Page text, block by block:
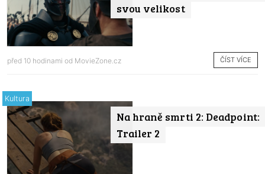
svou velikost
před 10 hodinami od MovieZone.cz ČÍST VÍCE
Na hraně smrti 2: Deadpoint:
Trailer 2
Kultura